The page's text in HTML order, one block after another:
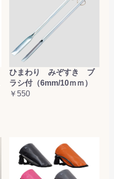
ひまわり みぞすき ブ
ラシ付（6mm/10ｍｍ）
￥550